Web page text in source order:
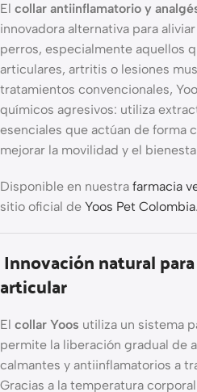
El collar antiinflamatorio y
innovadora alternativa para
perros, especialmente aquellos
articulares, artritis o lesiones
tratamientos convencionales,
químicos agresivos: utiliza
esenciales que actúan de forma
mejorar la movilidad y el
Disponible en nuestra farmacia
sitio oficial de Yoos Pet Colombia.
Innovación natural
articular
El collar Yoos utiliza un sistema
permite la liberación gradual de
calmantes y antiinflamatorios a
Gracias a la temperatura